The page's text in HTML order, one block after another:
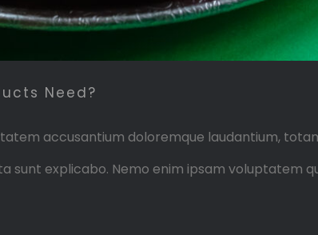
Need?
accusantium doloremque laudantium,
explicabo. Nemo enim ipsam voluptatem